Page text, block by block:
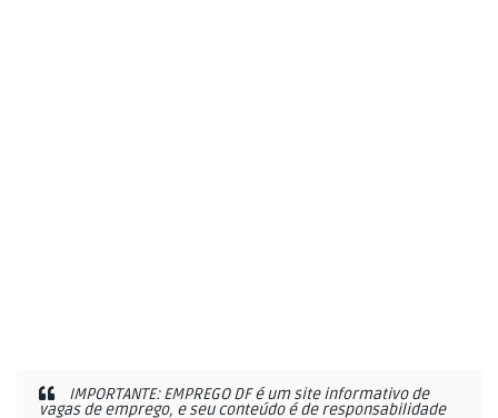
IMPORTANTE: EMPREGO DF é um site informativo de
vagas de emprego, e seu conteúdo é de responsabilidade